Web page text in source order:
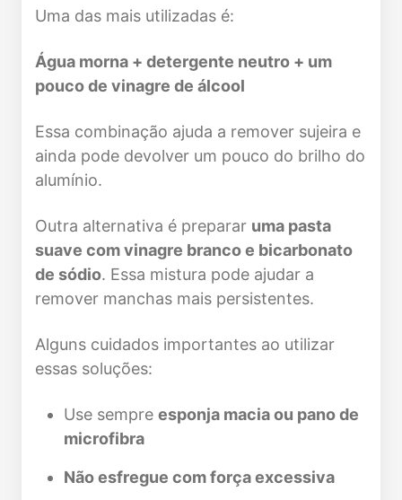
Uma das mais utilizadas é:
Água morna + detergente neutro + um
pouco de vinagre de álcool
Essa combinação ajuda a remover sujeira e
ainda pode devolver um pouco do brilho do
alumínio.
Outra alternativa é preparar uma pasta
suave com vinagre branco e bicarbonato
de sódio. Essa mistura pode ajudar a
remover manchas mais persistentes.
Alguns cuidados importantes ao utilizar
essas soluções:
Use sempreesponja macia ou pano de
microfibra
Não esfregue com força excessiva